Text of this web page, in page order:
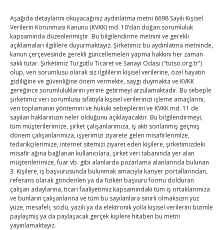
Aşağıda detaylarını okuyacağınız aydınlatma metni 6698 Sayılı Kişisel
Verilerin Korunması Kanunu (KVKK) md. 10’dan doğan sorumluluk
kapsamında düzenlenmiştir. Bu bilgilendirme metnini ve gerekli
açıklamaları ilgililere duyurmaktayız. Şirketimiz bu aydınlatma metninde,
kanun çerçevesinde gerekli güncellemeleri yapma hakkını her zaman
saklı tutar. Şirketimiz Turgutlu Ticaret ve Sanayi Odası ("tutso.org.tr")
olup, veri sorumlusu olarak siz ilgililerin kişisel verilerine, özel hayatın
gizliliğine ve güvenliğine önem vermekte, saygı duymakta ve KVKK
gereğince sorumluluklarını yerine getirmeyi arzulamaktadır. Bu sebeple
şirketimiz veri sorumlusu sıfatıyla kişisel verilerinizi işleme amaçlarını,
veri toplamanın yöntemini ve hukuki sebeplerini ve KVKK md. 11 de
sayılan haklarınızın neler olduğunu açıklayacaktır. Bu bilgilendirmeyi,
tüm müşterilerimize, şirket çalışanlarımıza, iş akti sonlanmış geçmiş
dönem çalışanlarımıza, işyerimizi ziyarete gelen misafirlerimize,
tedarikçilerimize, internet sitemizi ziyaret eden kişilere, şirketimizdeki
misafir ağına bağlanan kullanıcılara, şirket veri tabanında yer alan
müşterilerimize, fuar vb. gibi alanlarda pazarlama alanlarında bulunan
3. Kişilere, iş başvurusunda bulunmak amacıyla kariyer portallarından,
referans olarak gönderilen ya da fiziken başvuru formu dolduran
çalışan adaylarına, ticari faaliyetimiz kapsamındaki tüm iş ortaklarımıza
ve bunların çalışanlarına ve tüm bu sayılanlara sınırlı olmaksızın yüz
yüze, mesafeli, sözlü, yazılı ya da elektronik yolla kişisel verilerini bizimle
paylaşmış ya da paylaşacak gerçek kişilere hitaben bu metni
yayınlamaktayız.
navigation
TOBB Son Yazılar
Kahramanmaraş Ticaret ve Sanayi Odası’nın yeni
binası hizmete açıldı
ByTUTSOon Ağu 5, 2026
Diren ailesine taziye ziyareti
ByTUTSOon Ağu 4, 2026
Hisarcıklıoğlu, Ardahan Üniversitesi Rektörü Prof. Dr.
Emiroğlu’nu kabul etti
ByTUTSOon Ağu 4, 2026